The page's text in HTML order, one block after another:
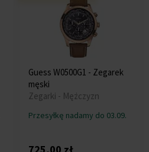
Guess W0500G1 - Zegarek
męski
Zegarki - Mężczyzn
Przesyłkę nadamy do 03.09.